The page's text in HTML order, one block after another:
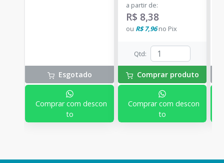
Esgotado
Comprar com descon
to
a partir de:
R$ 8,38
ou R$ 7,96no Pix
Qtd:
Comprar produto
Comprar com descon
to